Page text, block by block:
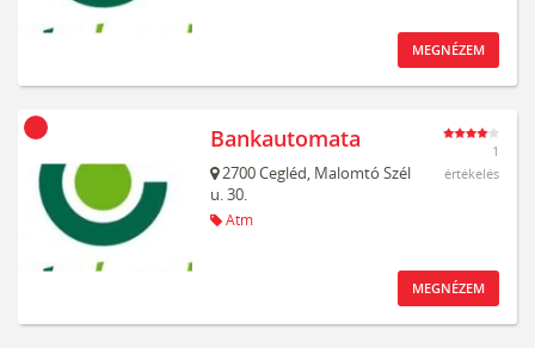
MEGNÉZEM
Bankautomata
2700Cegléd, Malomtó Szél
u. 30.
Atm
1
értékelés
MEGNÉZEM